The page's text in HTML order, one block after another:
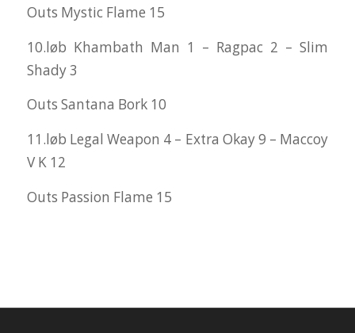
Outs Mystic Flame 15
10.løb Khambath Man 1 – Ragpac 2 – Slim
Shady 3
Outs Santana Bork 10
11.løb Legal Weapon 4 – Extra Okay 9 – Maccoy
V K 12
Outs Passion Flame 15